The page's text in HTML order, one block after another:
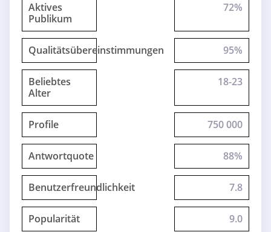
Aktives
Publikum
72%
Qualitätsübereinstimmungen 95%
Beliebtes
Alter
18-23
Profile 750 000
Antwortquote 88%
Benutzerfreundlichkeit 7.8
Popularität 9.0